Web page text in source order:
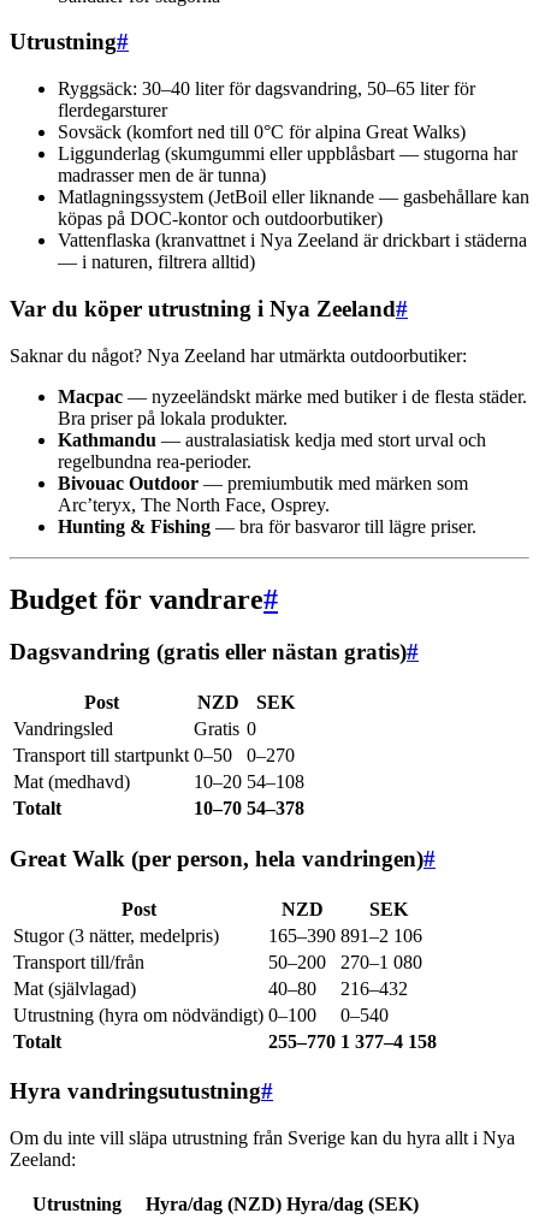
Utrustning#
Ryggsäck: 30–40 liter för dagsvandring, 50–65 liter för
flerdegarsturer
Sovsäck (komfort ned till 0°C för alpina Great Walks)
Liggunderlag (skumgummi eller uppblåsbart — stugorna har
madrasser men de är tunna)
Matlagningssystem (JetBoil eller liknande — gasbehållare kan
köpas på DOC-kontor och outdoorbutiker)
Vattenflaska (kranvattnet i Nya Zeeland är drickbart i städerna
— i naturen, filtrera alltid)
Var du köper utrustning i Nya Zeeland#
Saknar du något? Nya Zeeland har utmärkta outdoorbutiker:
Macpac — nyzeeländskt märke med butiker i de flesta städer.
Bra priser på lokala produkter.
Kathmandu — australasiatisk kedja med stort urval och
regelbundna rea-perioder.
Bivouac Outdoor — premiumbutik med märken som
Arc’teryx, The North Face, Osprey.
Hunting & Fishing — bra för basvaror till lägre priser.
Budget för vandrare#
Dagsvandring (gratis eller nästan gratis)#
Post NZD
SEK
Vandringsled
Gratis 0
Transport till startpunkt 0–50
0–270
Mat (medhavd)
10–20 54–108
Totalt
10–70 54–378
Great Walk (per person, hela vandringen)#
Post NZD
SEK
Stugor (3 nätter, medelpris)
165–390 891–2 106
Transport till/från
50–200
270–1 080
Mat (självlagad)
40–80
216–432
Utrustning (hyra om nödvändigt) 0–100
0–540
Totalt
255–770 1 377–4 158
Hyra vandringsutustning#
Om du inte vill släpa utrustning från Sverige kan du hyra allt i Nya
Zeeland:
Utrustning Hyra/dag (NZD) Hyra/dag (SEK)